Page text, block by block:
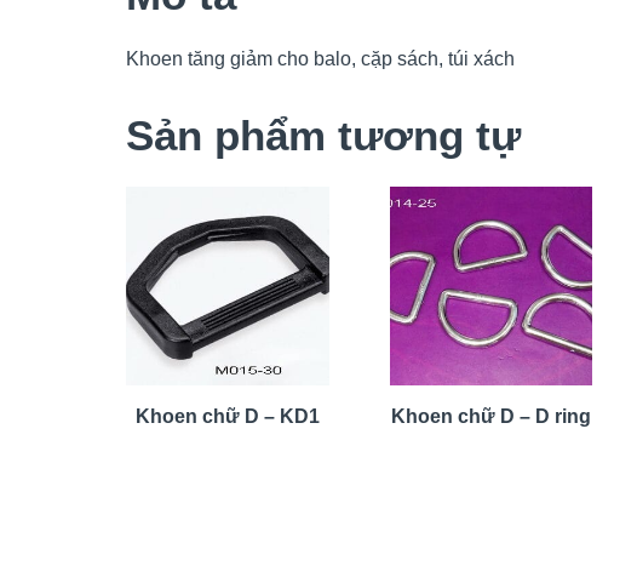
Khoen tăng giảm cho balo, cặp sách, túi xách
Sản phẩm tương tự
Khoen chữ D – KD1 Khoen chữ D – D ring